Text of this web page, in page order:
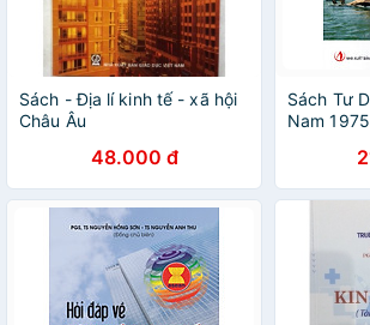
Sách - Địa lí kinh tế - xã hội
Châu Âu
48.000 đ
Sách Tư
Nam